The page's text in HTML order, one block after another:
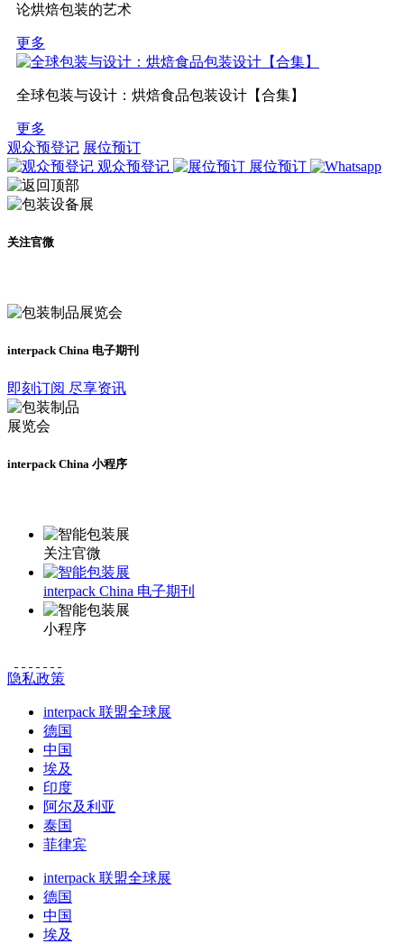
论烘焙包装的艺术
更多
全球包装与设计：烘焙食品包装设计【合集】
更多
观众预登记 展位预订
观众预登记
展位预订
关注官微
interpack China 电子期刊
即刻订阅 尽享资讯
interpack China 小程序
关注官微
interpack China 电子期刊
小程序
隐私政策
interpack 联盟全球展
德国
中国
埃及
印度
阿尔及利亚
泰国
菲律宾
interpack 联盟全球展
德国
中国
埃及